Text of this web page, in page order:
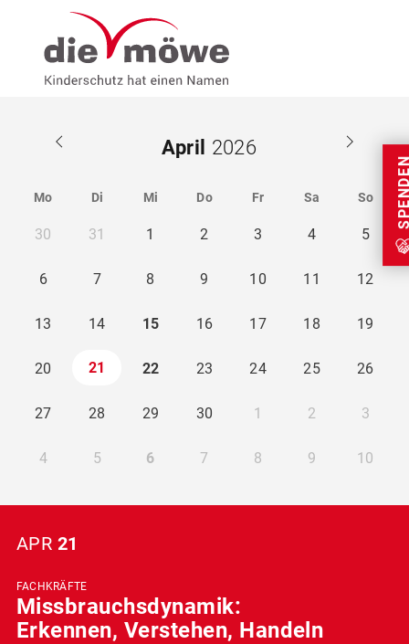
Weiter zum Inhalt
April
Mo Di Mi Do Fr Sa So
30 31 1 2 3 4 5
6 7 8 9 10 11 12
13 14 15 16 17 18 19
20 21 22 23 24 25 26
27 28 29 30 1 2 3
4 5 6 7 8 9 10
APR 21
FACHKRÄFTE
Missbrauchsdynamik:
Erkennen, Verstehen, Handeln